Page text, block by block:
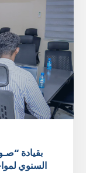
بقيادة
السنوي